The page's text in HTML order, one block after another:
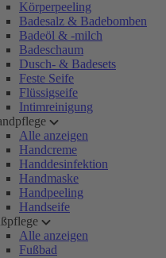
Körperpeeling
Badesalz & Badebomben
Badeöl & -milch
Badeschaum
Dusch- & Badesets
Feste Seife
Flüssigseife
Intimreinigung
Alle anzeigen
Handcreme
Handdesinfektion
Handmaske
Handpeeling
Handseife
Alle anzeigen
Fußbad